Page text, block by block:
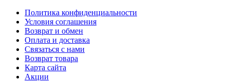
Политика конфиденциальности
Условия соглашения
Возврат и обмен
Оплата и доставка
Связаться с нами
Возврат товара
Карта сайта
Акции